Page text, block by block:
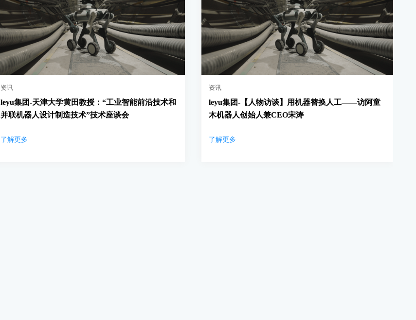
资讯
leyu集团-天津大学黄田教授：“工业智能前沿技术和
并联机器人设计制造技术”技术座谈会
了解更多
资讯
leyu集团-【人物访谈】用机器替换人工——访阿童
木机器人创始人兼CEO宋涛
了解更多